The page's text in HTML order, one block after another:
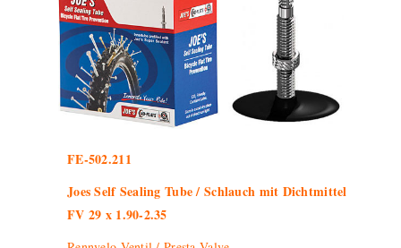
FE-502.211
Joes Self Sealing Tube / Schlauch mit Dichtmittel
FV 29 x 1.90-2.35